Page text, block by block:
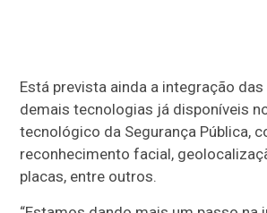
Está prevista ainda a integração
demais tecnologias já disponíveis
tecnológico da Segurança Pública,
reconhecimento facial,
placas, entre outros.